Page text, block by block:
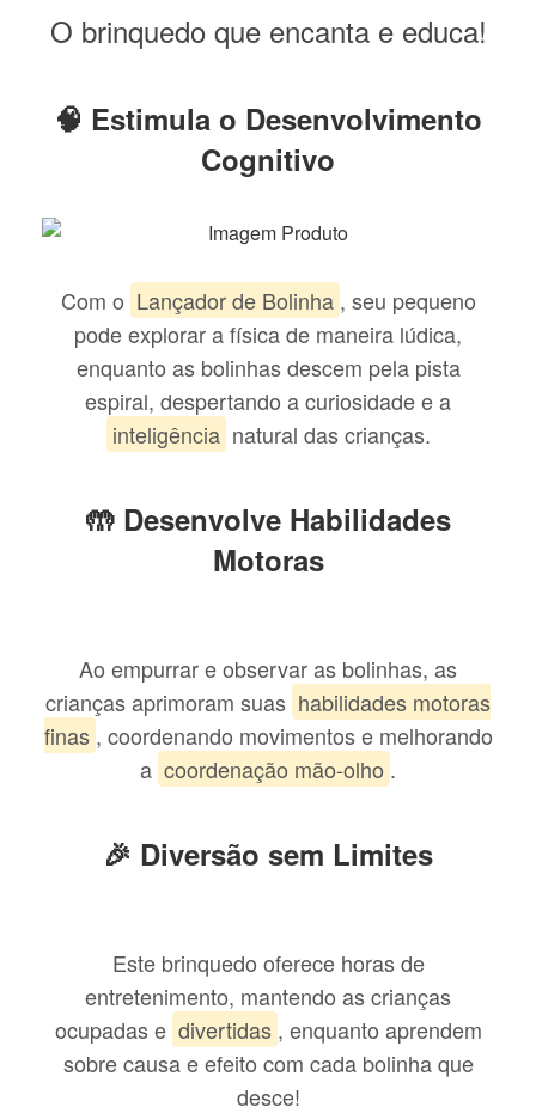
O brinquedo que encanta e educa!
🧠 Estimula o Desenvolvimento
Cognitivo
Com o Lançador de Bolinha , seu pequeno
pode explorar a física de maneira lúdica,
enquanto as bolinhas descem pela pista
espiral, despertando a curiosidade e a
inteligência natural das crianças.
🤲 Desenvolve Habilidades
Motoras
Ao empurrar e observar as bolinhas, as
crianças aprimoram suas habilidades motoras
finas , coordenando movimentos e melhorando
a coordenação mão-olho .
🎉 Diversão sem Limites
Este brinquedo oferece horas de
entretenimento, mantendo as crianças
ocupadas e divertidas , enquanto aprendem
sobre causa e efeito com cada bolinha que
desce!